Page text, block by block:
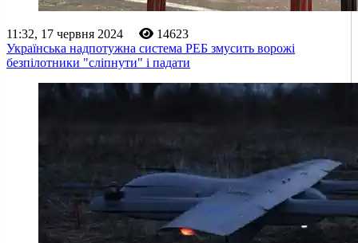
11:32, 17 червня 2024
14623
Українська надпотужна система РЕБ змусить ворожі
безпілотники "сліпнути" і падати